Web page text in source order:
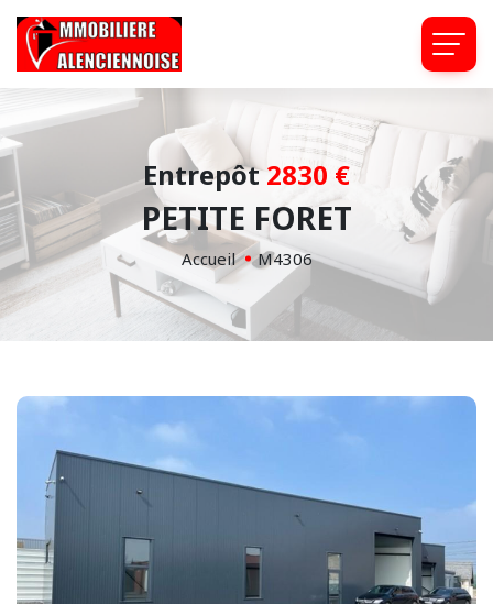
Entrepôt2830 €
PETITE FORET
Accueil M4306